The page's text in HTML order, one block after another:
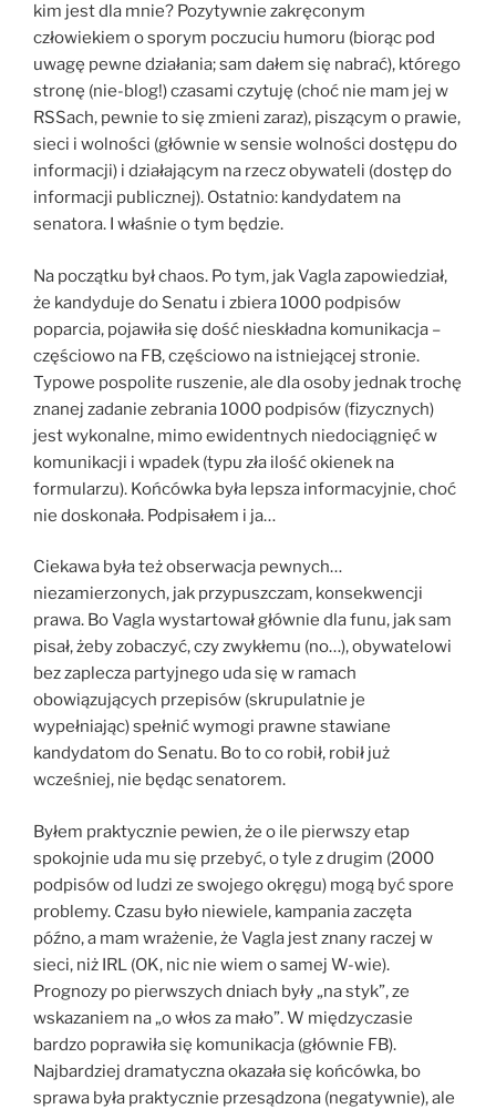
kim jest dla mnie? Pozytywnie zakręconym
człowiekiem o sporym poczuciu humoru (biorąc pod
uwagę pewne działania; sam dałem się nabrać), którego
stronę (nie-blog!) czasami czytuję (choć nie mam jej w
RSSach, pewnie to się zmieni zaraz), piszącym o prawie,
sieci i wolności (głównie w sensie wolności dostępu do
informacji) i działającym na rzecz obywateli (dostęp do
informacji publicznej). Ostatnio: kandydatem na
senatora. I właśnie o tym będzie.
Na początku był chaos. Po tym, jak Vagla zapowiedział,
że kandyduje do Senatu i zbiera 1000 podpisów
poparcia, pojawiła się dość nieskładna komunikacja –
częściowo na FB, częściowo na istniejącej stronie.
Typowe pospolite ruszenie, ale dla osoby jednak trochę
znanej zadanie zebrania 1000 podpisów (fizycznych)
jest wykonalne, mimo ewidentnych niedociągnięć w
komunikacji i wpadek (typu zła ilość okienek na
formularzu). Końcówka była lepsza informacyjnie, choć
nie doskonała. Podpisałem i ja…
Ciekawa była też obserwacja pewnych…
niezamierzonych, jak przypuszczam, konsekwencji
prawa. Bo Vagla wystartował głównie dla funu, jak sam
pisał, żeby zobaczyć, czy zwykłemu (no…), obywatelowi
bez zaplecza partyjnego uda się w ramach
obowiązujących przepisów (skrupulatnie je
wypełniając) spełnić wymogi prawne stawiane
kandydatom do Senatu. Bo to co robił, robił już
wcześniej, nie będąc senatorem.
Byłem praktycznie pewien, że o ile pierwszy etap
spokojnie uda mu się przebyć, o tyle z drugim (2000
podpisów od ludzi ze swojego okręgu) mogą być spore
problemy. Czasu było niewiele, kampania zaczęta
późno, a mam wrażenie, że Vagla jest znany raczej w
sieci, niż IRL (OK, nic nie wiem o samej W-wie).
Prognozy po pierwszych dniach były „na styk”, ze
wskazaniem na „o włos za mało”. W międzyczasie
bardzo poprawiła się komunikacja (głównie FB).
Najbardziej dramatyczna okazała się końcówka, bo
sprawa była praktycznie przesądzona (negatywnie), ale